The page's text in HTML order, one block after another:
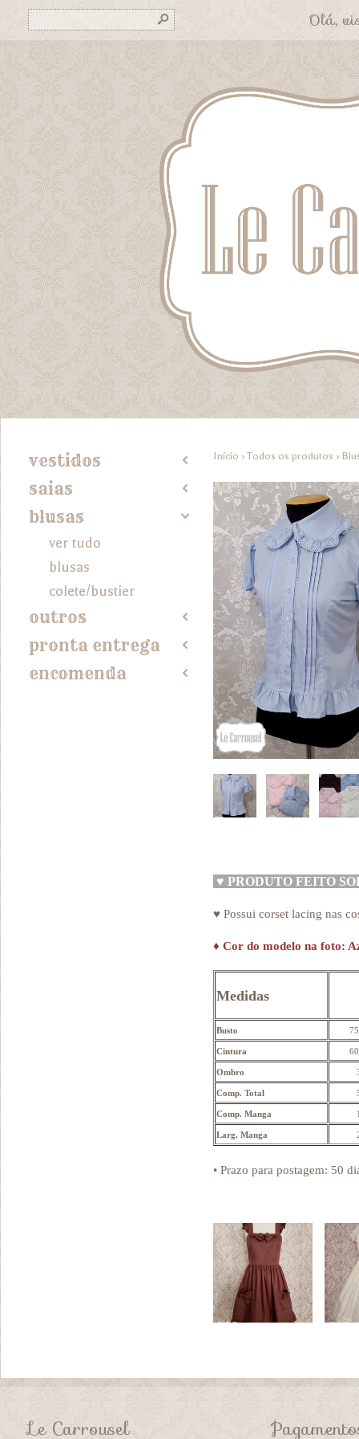
s Olá,
vestidos 2
saias 2
blusas 4
ver tudo
blusas
colete/bustier
outros 2
pronta entrega 2
encomenda 2
Início › Todos os produtos ›
♥ PRODUTO FEITO
♥ Possui corset lacing nas
♦ Cor do modelo na foto:
Medidas
Busto
Cintura
Ombro
Comp. Total
Comp. Manga
Larg. Manga
• Prazo para postagem: 50
Le Carrousel